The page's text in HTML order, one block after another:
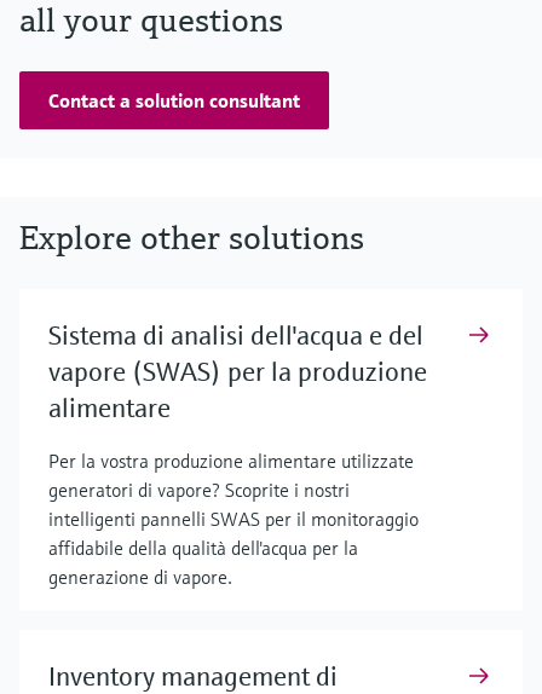
all your questions
Contact a solution consultant
Explore other solutions
Sistema di analisi dell'acqua e del
vapore (SWAS) per la produzione
alimentare
Per la vostra produzione alimentare utilizzate
generatori di vapore? Scoprite i nostri
intelligenti pannelli SWAS per il monitoraggio
affidabile della qualità dell'acqua per la
generazione di vapore.
Inventory management di